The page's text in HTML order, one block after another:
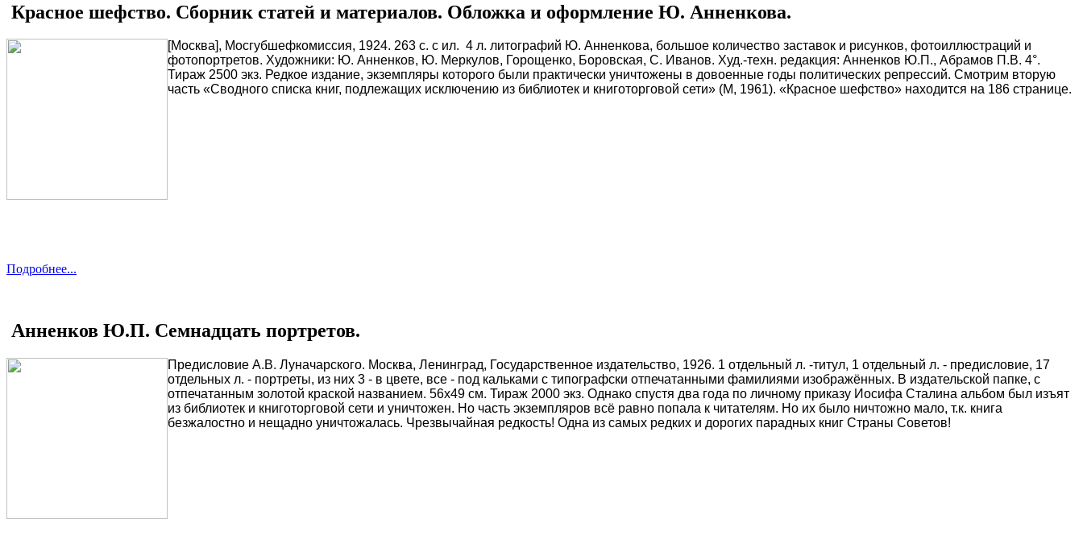
Красное шефство. Сборник статей и материалов. Обложка и оформление Ю. Анненкова.
[Москва], Мосгубшефкомиссия, 1924. 263 с. с ил. 4 л. литографий Ю. Анненкова, большое количество заставок и рисунков, фотоиллюстраций и
фотопортретов. Художники: Ю. Анненков, Ю. Меркулов, Горощенко, Боровская, С. Иванов. Худ.-техн. редакция: Анненков Ю.П., Абрамов П.В. 4°.
Тираж 2500 экз. Редкое издание, экземпляры которого были практически уничтожены в довоенные годы политических репрессий. Смотрим вторую
часть «Сводного списка книг, подлежащих исключению из библиотек и книготорговой сети» (М, 1961). «Красное шефство» находится на 186 странице.
Подробнее...
Анненков Ю.П. Семнадцать портретов.
Предисловие А.В. Луначарского. Москва, Ленинград, Государственное издательство, 1926. 1 отдельный л. -титул, 1 отдельный л. - предисловие, 17
отдельных л. - портреты, из них 3 - в цвете, все - под кальками с типографски отпечатанными фамилиями изображённых. В издательской папке, с
отпечатанным золотой краской названием. 56x49 см. Тираж 2000 экз. Однако спустя два года по личному приказу Иосифа Сталина альбом был изъят
из библиотек и книготорговой сети и уничто­жен. Но часть экземпляров всё равно попала к читателям. Но их было ничтожно мало, т.к. книга
безжалостно и нещадно уничтожалась. Чрезвычайная редкость! Одна из самых редких и дорогих парадных книг Страны Советов!